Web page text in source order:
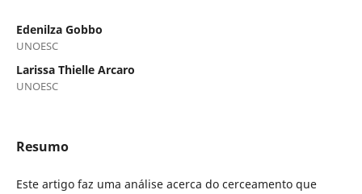
Edenilza Gobbo
UNOESC
Larissa Thielle Arcaro
UNOESC
Resumo
Este artigo faz uma análise acerca do cerceamento que